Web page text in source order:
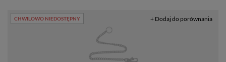
CHWILOWO NIEDOSTĘPNY + Dodaj do porównania